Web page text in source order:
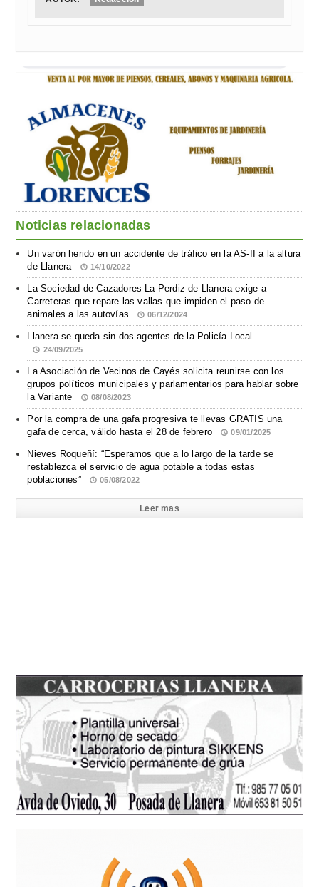
Noticias relacionadas
Un varón herido en un accidente de tráfico en la AS-II a la altura
de Llanera
14/10/2022
La Sociedad de Cazadores La Perdiz de Llanera exige a
Carreteras que repare las vallas que impiden el paso de
animales a las autovías
06/12/2024
Llanera se queda sin dos agentes de la Policía Local
24/09/2025
La Asociación de Vecinos de Cayés solicita reunirse con los
grupos políticos municipales y parlamentarios para hablar sobre
la Variante
08/08/2023
Por la compra de una gafa progresiva te llevas GRATIS una
gafa de cerca, válido hasta el 28 de febrero
09/01/2025
Nieves Roqueñí: “Esperamos que a lo largo de la tarde se
restablezca el servicio de agua potable a todas estas
poblaciones”
05/08/2022
Leer mas